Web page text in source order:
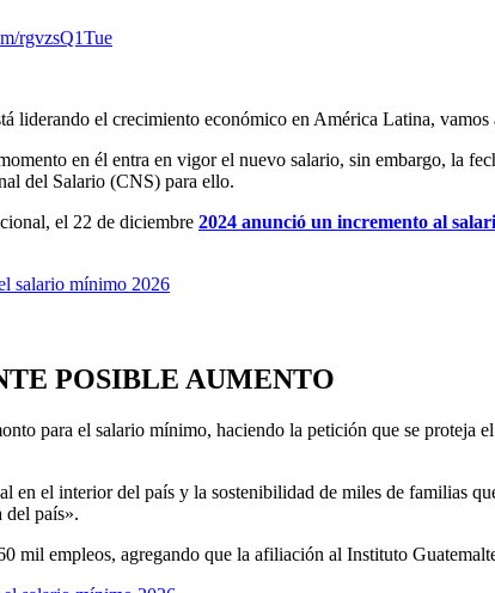
rgvzsQ1Tue
liderando el crecimiento económico en América Latina,
en él entra en vigor el nuevo salario, sin embargo, la
del Salario (CNS) para ello.
el 22 de diciembre 2024 anunció un incremento al
salario mínimo 2026
POSIBLE AUMENTO
para el salario mínimo, haciendo la petición que se proteja
en el interior del país y la sostenibilidad de miles de familias
del país».
mil empleos, agregando que la afiliación al Instituto